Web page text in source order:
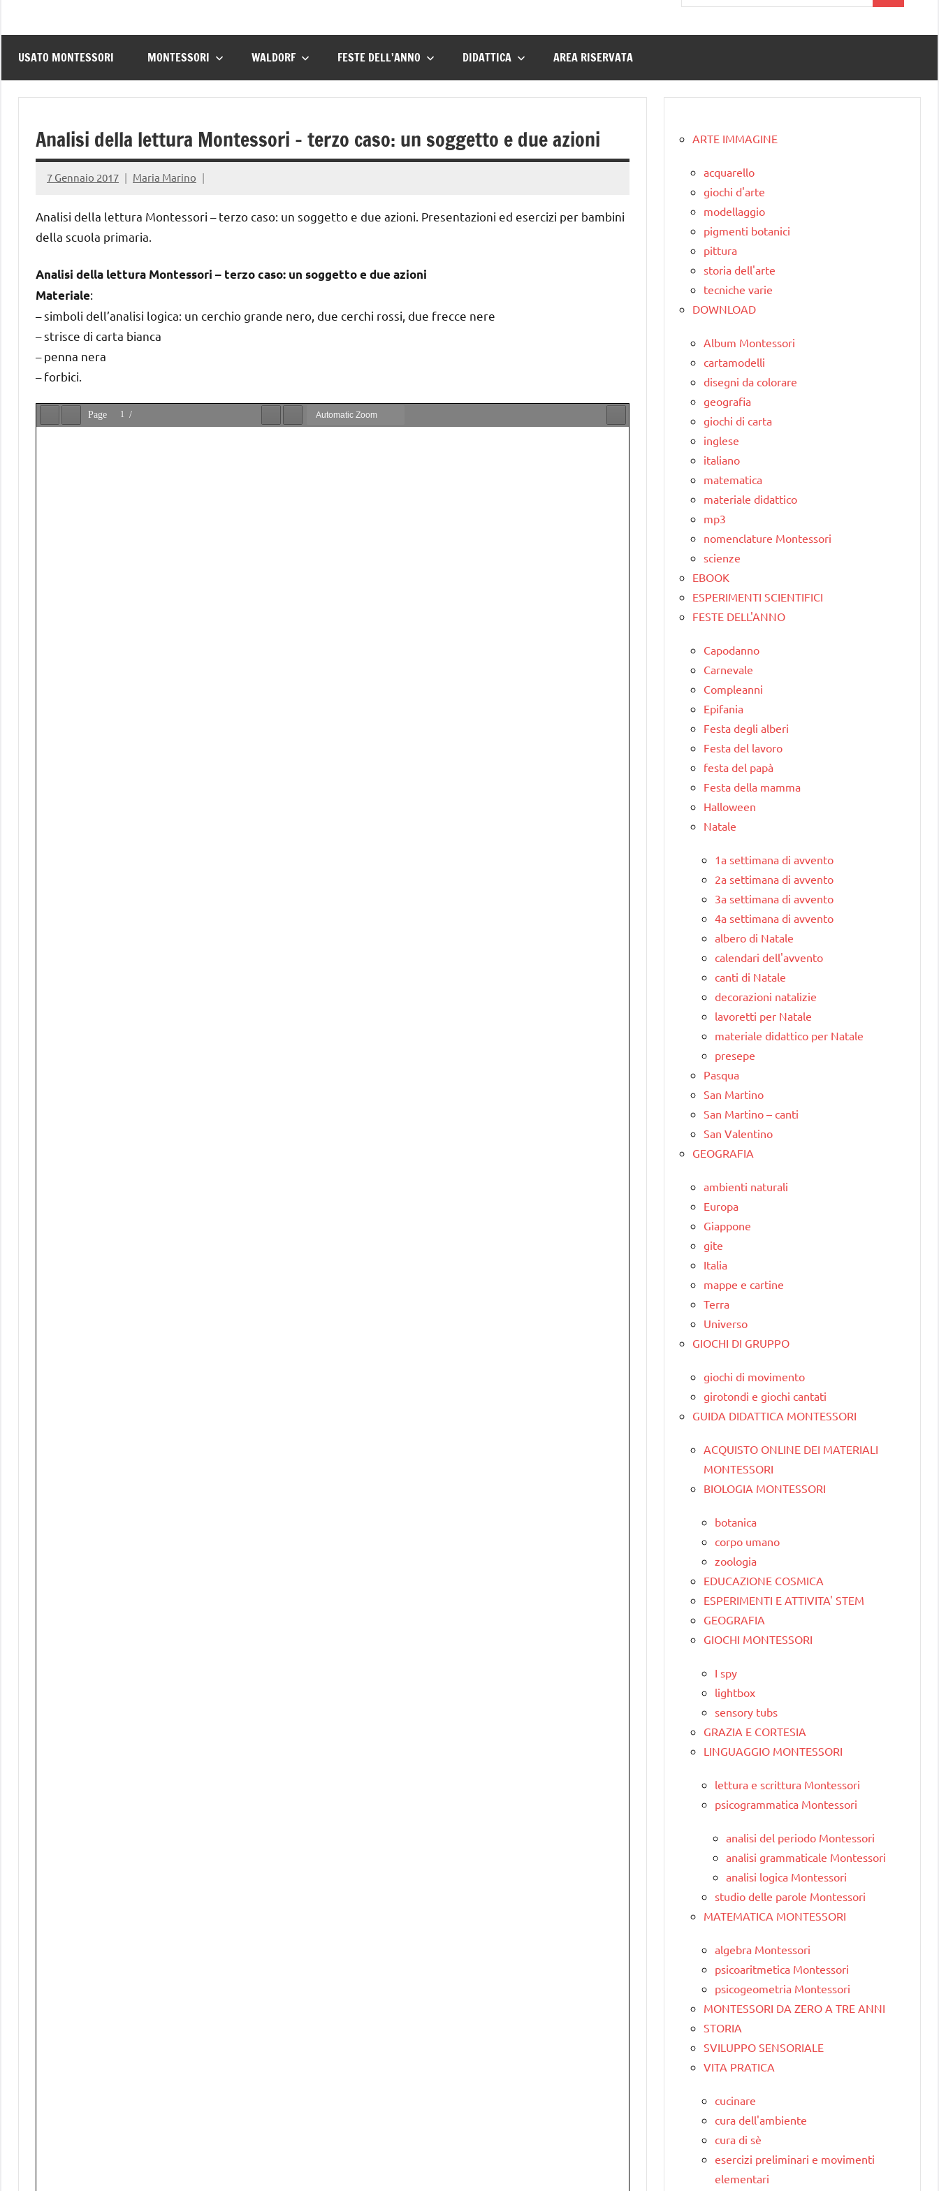
per:
USATO MONTESSORI MONTESSORI WALDORF FESTE DELL’ANNO DIDATTICA AREA RISERVATA
Analisi della lettura Montessori – terzo caso: un soggetto e due azioni
7 Gennaio 2017 Maria Marino
Analisi della lettura Montessori – terzo caso: un soggetto e due azioni. Presentazioni ed esercizi per bambini
della scuola primaria.
Analisi della lettura Montessori – terzo caso: un soggetto e due azioni
Materiale:
– simboli dell’analisi logica: un cerchio grande nero, due cerchi rossi, due frecce nere
– strisce di carta bianca
– penna nera
– forbici.
ARTE IMMAGINE
acquarello
giochi d'arte
modellaggio
pigmenti botanici
pittura
storia dell'arte
tecniche varie
DOWNLOAD
Album Montessori
cartamodelli
disegni da colorare
geografia
giochi di carta
inglese
italiano
matematica
materiale didattico
mp3
nomenclature Montessori
scienze
EBOOK
ESPERIMENTI SCIENTIFICI
FESTE DELL'ANNO
Capodanno
Carnevale
Compleanni
Epifania
Festa degli alberi
Festa del lavoro
festa del papà
Festa della mamma
Halloween
Natale
1a settimana di avvento
2a settimana di avvento
3a settimana di avvento
4a settimana di avvento
albero di Natale
calendari dell'avvento
canti di Natale
decorazioni natalizie
lavoretti per Natale
materiale didattico per Natale
presepe
Pasqua
San Martino
San Martino – canti
San Valentino
GEOGRAFIA
ambienti naturali
Europa
Giappone
gite
Italia
mappe e cartine
Terra
Universo
GIOCHI DI GRUPPO
giochi di movimento
girotondi e giochi cantati
GUIDA DIDATTICA MONTESSORI
ACQUISTO ONLINE DEI MATERIALI
MONTESSORI
BIOLOGIA MONTESSORI
botanica
corpo umano
zoologia
EDUCAZIONE COSMICA
ESPERIMENTI E ATTIVITA' STEM
GEOGRAFIA
GIOCHI MONTESSORI
I spy
lightbox
sensory tubs
GRAZIA E CORTESIA
LINGUAGGIO MONTESSORI
lettura e scrittura Montessori
psicogrammatica Montessori
analisi del periodo Montessori
analisi grammaticale Montessori
analisi logica Montessori
studio delle parole Montessori
MATEMATICA MONTESSORI
algebra Montessori
psicoaritmetica Montessori
psicogeometria Montessori
MONTESSORI DA ZERO A TRE ANNI
STORIA
SVILUPPO SENSORIALE
VITA PRATICA
cucinare
cura dell'ambiente
cura di sè
esercizi preliminari e movimenti
elementari